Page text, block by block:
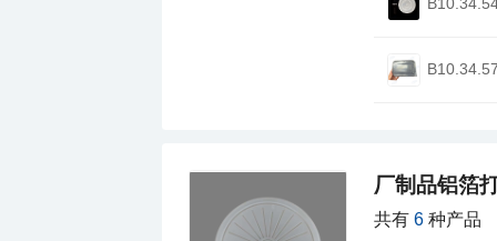
厂制品铝箔
共有6 种产品